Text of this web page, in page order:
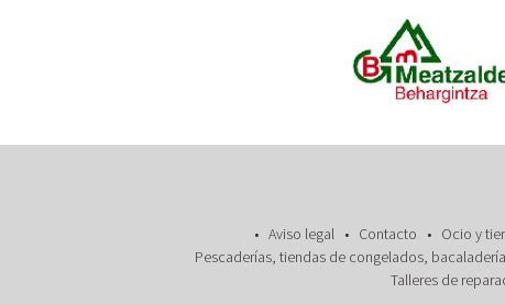
Aviso legal
Contacto Ocio y
Pescaderías, tiendas de congelados,
Talleres de